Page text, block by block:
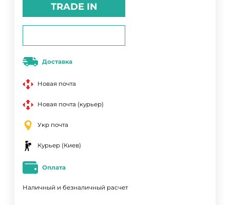
TRADE IN
Доставка
Новая почта
Новая почта (курьер)
Укр почта
Курьер (Киев)
Оплата
Наличный и безналичный расчет